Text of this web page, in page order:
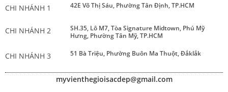
CHI NHÁNH 1
42E Võ Thị Sáu, Phường Tân Định, TP.HCM
CHI NHÁNH 2
SH.35, Lô M7, Tòa Signature Midtown, Phú Mỹ
Hưng, Phường Tân Mỹ, TP.HCM
CHI NHÁNH 3 51 Bà Triệu, Phường Buôn Ma Thuột, Đắklắk
myvienthegioisacdep@gmail.com